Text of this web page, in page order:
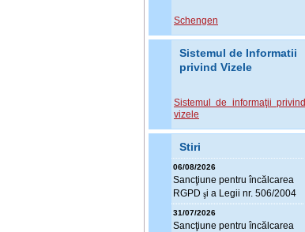
Schengen
Sistemul de Informatii
privind Vizele
Sistemul de informaţii privind
vizele
Stiri
06/08/2026
Sancţiune pentru încălcarea
RGPD şi a Legii nr. 506/2004
31/07/2026
Sancţiune pentru încălcarea